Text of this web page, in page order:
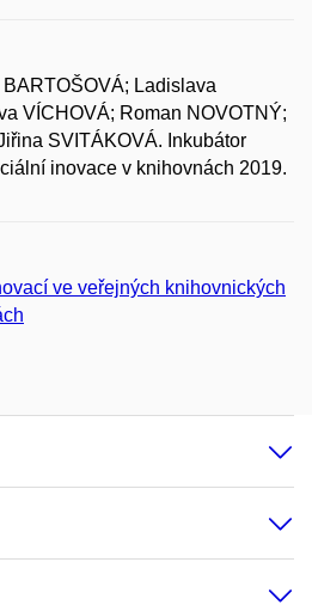
Ladislava
VÍCHOVÁ; Roman NOVOTNÝ;
SVITÁKOVÁ. Inkubátor
inovace v knihovnách 2019.
ve veřejných knihovnických